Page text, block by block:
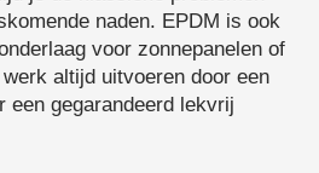
naden. EPDM is ook
voor zonnepanelen of
altijd uitvoeren door een
een gegarandeerd lekvrij